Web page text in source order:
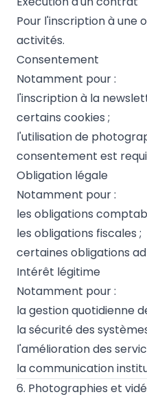
Pour l'inscription à une
activités.
Consentement
Notamment pour :
l'inscription à la
certains cookies ;
l'utilisation de
consentement est
Obligation légale
Notamment pour :
les obligations
les obligations fiscales ;
certaines obligations
Intérêt légitime
Notamment pour :
la gestion quotidienne
la sécurité des
l'amélioration des
la communication
6. Photographies et